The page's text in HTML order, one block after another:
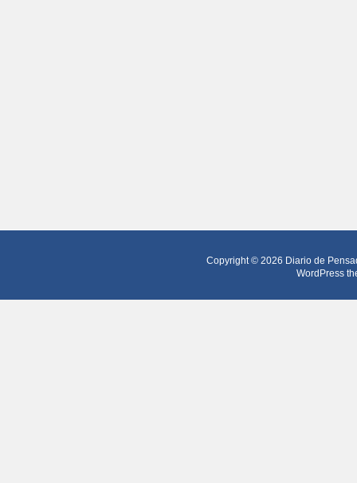
Copyright © 2026 Diario de
WordPress